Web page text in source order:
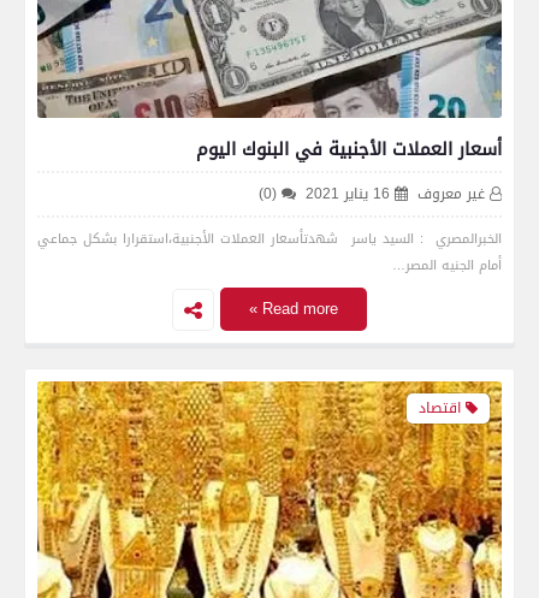
أسعار العملات الأجنبية في البنوك اليوم
غير معروف 16 يناير 2021 (0)
الخبرالمصري : السيد ياسر شهدتأسعار العملات الأجنبية،استقرارا بشكل جماعي
أمام الجنيه المصر…
Read more »
اقتصاد